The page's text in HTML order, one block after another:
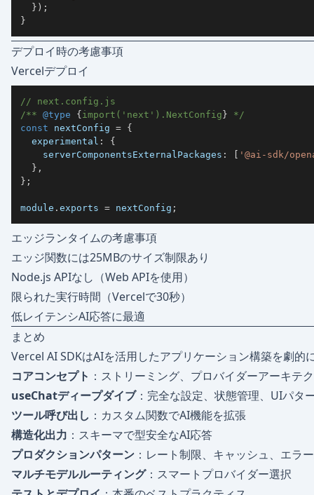
} ) ;
}
デプロイ時の考慮事項
Vercelデプロイ
// next.config.js
/** @type {import('next').NextConfig} */
const nextConfig = {
  experimental
:
{
    serverComponentsExternalPackages
: [ '@ai-sdk/
} ,
} ;
module . exports = nextConfig ;
エッジランタイムの考慮事項
エッジ関数には25MBのサイズ制限あり
Node.js APIなし（Web APIを使用）
限られた実行時間（Vercelで30秒）
低レイテンシAI応答に最適
まとめ
Vercel AI SDKはAIを活用したアプリケーション構築を劇的
コアコンセプト ：ストリーミング、プロバイダーアーキテ
useChatディープダイブ：完全な設定、状態管理、UIパタ
ツール呼び出し ：カスタム関数でAI機能を拡張
構造化出力 ：スキーマで型安全なAI応答
プロダクションパターン ：レート制限、キャッシュ、エラ
マルチモデルルーティング：スマートプロバイダー選択